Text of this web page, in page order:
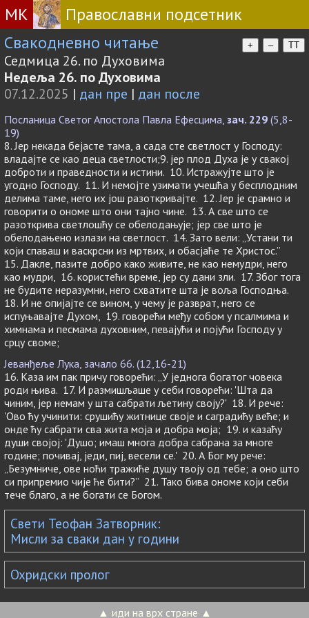
МК
Православни подсетник
Свакодневно читање
+ – TT
Седмица 26. по Духовима
Недеља 26. по Духовима
07.12.2025 | дан пре | дан после
Посланица Светог Апостола Павла Ефесцима, зач. 229 (5,8-
19)
8. Јер некада бејасте тама, а сада сте светлост у Господу:
владајте се као деца светлости;9. јер плод Духа је у свакој
доброти и праведности и истини. 10. Истражујте што је
угодно Господу. 11. И немојте узимати учешћа у бесплодним
делима таме, него их још разоткривајте. 12. Јер је срамно и
говорити о ономе што они тајно чине. 13. А све што се
разоткрива светлошћу се обелодањује; јер све што је
обелодањено излази на светлост. 14. Зато вели: „Устани ти
који спаваш и васкрсни из мртвих, и обасјаће те Христос.”
15. Дакле, пазите добро како живите, не као немудри, него
као мудри, 16. користећи време, јер су дани зли. 17. Због тога
не будите неразумни, него схватите шта је воља Господња.
18. И не опијајте се вином, у чему је разврат, него се
испуњавајте Духом, 19. говорећи међу собом у псалмима и
химнама и песмама духовним, певајући и појући Господу у
срцу своме;
Јеванђеље Лука, зачало 66. (12,16-21)
16. Каза им пак причу говорећи: „У једнога богатог човека
роди њива. 17. И размишљаше у себи говорећи: 'Шта да
чиним, јер немам у шта сабрати љетину своју?' 18. И рече:
'Ово ћу учинити: срушићу житнице своје и саградићу веће; и
онде ћу сабрати сва жита моја и добра моја; 19. и казаћу
души својој: 'Душо; имаш многа добра сабрана за многе
године; почивај, једи, пиј, весели се.' 20. А Бог му рече:
„Безумниче, ове ноћи тражиће душу твоју од тебе; а оно што
си припремио чије ће бити?” 21. Тако бива ономе који себи
тече благо, а не богати се Богом.
Свети Теофан Затворник:
Мисли за сваки дан у години
Охридски пролог
▲ иди на врх стране ▲